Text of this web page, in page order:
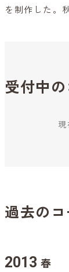
を制作した。
受付中
現
過去のコ
2013 春